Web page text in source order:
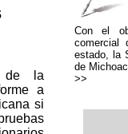
de la
a
si
Con el
comercial
estado, la
de
>>